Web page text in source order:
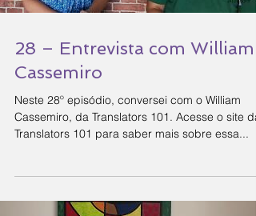
28 – Entrevista com William
Cassemiro
Neste 28º episódio, conversei com o William
Cassemiro, da Translators 101. Acesse o site da
Translators 101 para saber mais sobre essa...